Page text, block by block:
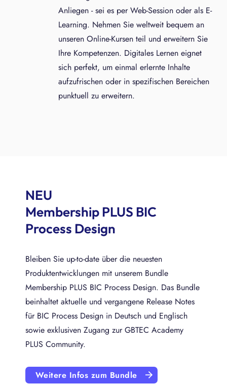
Anliegen - sei es per Web-Session oder als E-
Learning. Nehmen Sie weltweit bequem an
unseren Online-Kursen teil und erweitern Sie
Ihre Kompetenzen. Digitales Lernen eignet
sich perfekt, um einmal erlernte Inhalte
aufzufrischen oder in spezifischen Bereichen
punktuell zu erweitern.
NEU
Membership PLUS BIC
Process Design
Bleiben Sie up-to-date über die neuesten
Produktentwicklungen mit unserem Bundle
Membership PLUS BIC Process Design. Das Bundle
beinhaltet aktuelle und vergangene Release Notes
für BIC Process Design in Deutsch und Englisch
sowie exklusiven Zugang zur GBTEC Academy
PLUS Community.
Weitere Infos zum Bundle